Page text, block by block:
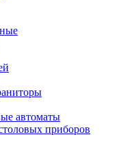
автоматы
приборов